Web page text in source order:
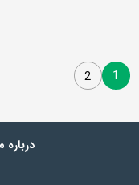
1
2
درباره